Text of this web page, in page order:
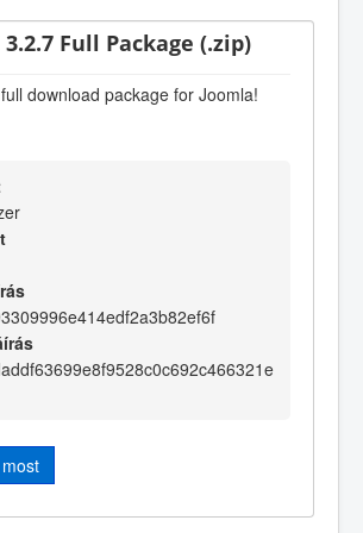
Full Package (.zip)
download package for Joomla!